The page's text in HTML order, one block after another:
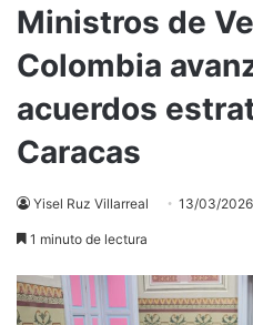
Ministros de
Colombia
acuerdos
Caracas
Yisel Ruz Villarreal 13/03/2026
1 minuto de lectura